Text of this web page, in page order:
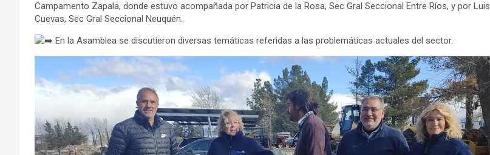
Campamento Zapala, donde estuvo acompañada por Patricia de la Rosa, Sec Gral Seccional Entre Ríos, y por Luis
Cuevas, Sec Gral Seccional Neuquén.
En la Asamblea se discutieron diversas temáticas referidas a las problemáticas actuales del sector.